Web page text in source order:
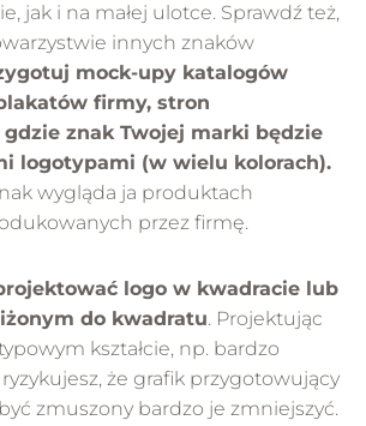
jak i na małej ulotce. Sprawdź też,
innych znaków
mock-upy katalogów
firmy, stron
znak Twojej marki będzie
logotypami (w wielu kolorach).
wygląda ja produktach
przez firmę.
logo w kwadracie lub
do kwadratu. Projektując
kształcie, np. bardzo
że grafik przygotowujący
zmuszony bardzo je zmniejszyć.